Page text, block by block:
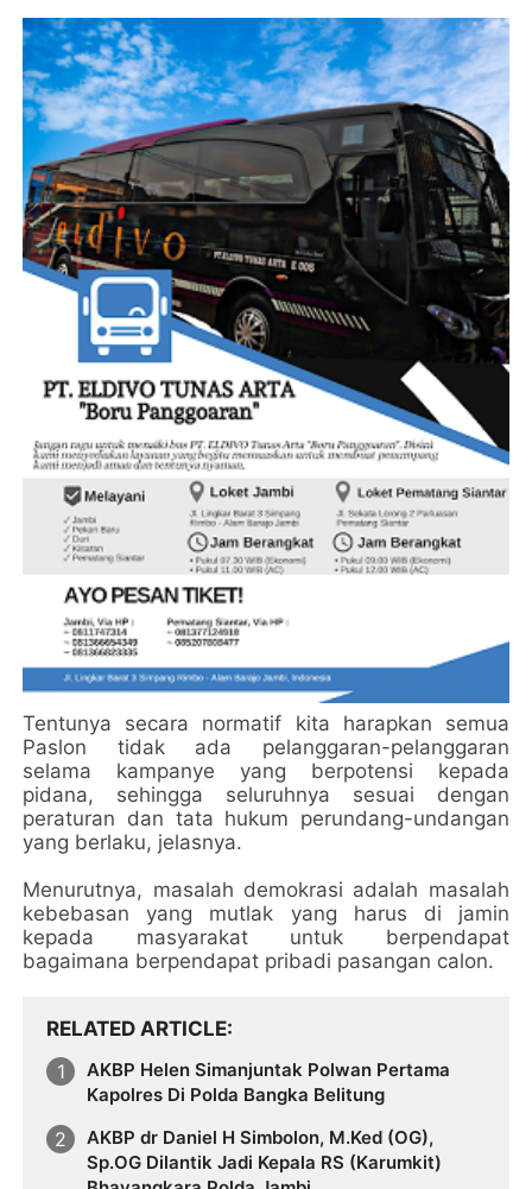
Tentunya secara normatif kita harapkan semua
Paslon tidak ada pelanggaran-pelanggaran
selama kampanye yang berpotensi kepada
pidana, sehingga seluruhnya sesuai dengan
peraturan dan tata hukum perundang-undangan
yang berlaku, jelasnya.
Menurutnya, masalah demokrasi adalah masalah
kebebasan yang mutlak yang harus di jamin
kepada masyarakat untuk berpendapat
bagaimana berpendapat pribadi pasangan calon.
RELATED ARTICLE
AKBP Helen Simanjuntak Polwan Pertama
Kapolres Di Polda Bangka Belitung
AKBP dr Daniel H Simbolon, M.Ked (OG),
Sp.OG Dilantik Jadi Kepala RS (Karumkit)